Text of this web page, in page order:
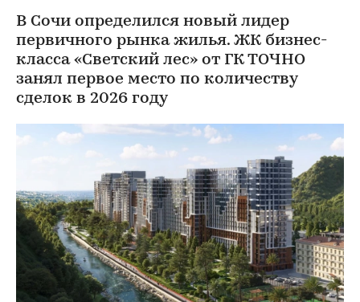
В Сочи определился новый лидер
первичного рынка жилья. ЖК бизнес-
класса «Светский лес» от ГК ТОЧНО
занял первое место по количеству
сделок в 2026 году